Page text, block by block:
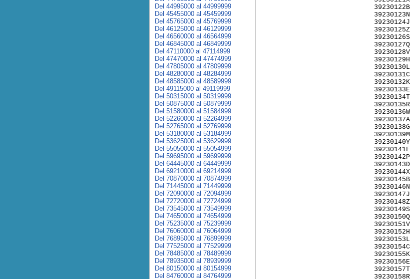
39230122B
39230123N
39230124J
39230125Z
39230126S
39230127Q
39230128V
39230129H
39230130L
39230131C
39230132K
39230133E
39230134T
39230135R
39230136W
39230137A
39230138G
39230139M
39230140Y
39230141F
39230142P
39230143D
39230144X
39230145B
39230146N
39230147J
39230148Z
39230149S
39230150Q
39230151V
39230152H
39230153L
39230154C
39230155K
39230156E
39230157T
39230158R
Del 44995000 al 44999999
Del 45455000 al 45459999
Del 45765000 al 45769999
Del 46125000 al 46129999
Del 46560000 al 46564999
Del 46845000 al 46849999
Del 47110000 al 47114999
Del 47470000 al 47474999
Del 47805000 al 47809999
Del 48280000 al 48284999
Del 48585000 al 48589999
Del 49115000 al 49119999
Del 50315000 al 50319999
Del 50875000 al 50879999
Del 51580000 al 51584999
Del 52260000 al 52264999
Del 52765000 al 52769999
Del 53180000 al 53184999
Del 53625000 al 53629999
Del 55050000 al 55054999
Del 59695000 al 59699999
Del 64445000 al 64449999
Del 69210000 al 69214999
Del 70870000 al 70874999
Del 71445000 al 71449999
Del 72090000 al 72094999
Del 72720000 al 72724999
Del 73545000 al 73549999
Del 74650000 al 74654999
Del 75235000 al 75239999
Del 76060000 al 76064999
Del 76895000 al 76899999
Del 77525000 al 77529999
Del 78485000 al 78489999
Del 78935000 al 78939999
Del 80150000 al 80154999
Del 84760000 al 84764999